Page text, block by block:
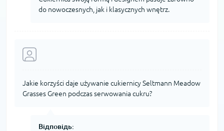
do nowoczesnych, jak i klasycznych wnętrz.
Jakie korzyści daje używanie cukiernicy Seltmann Meadow
Grasses Green podczas serwowania cukru?
Відповідь: